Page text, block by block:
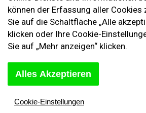
Cookies Einstellungen
Kontakt
Widerruf des Vertrags
können der Erfassung aller Cookies
Sie auf die Schaltfläche „Alle
klicken oder Ihre Cookie-
Sie auf „Mehr anzeigen“ klicken.
Alles Akzeptieren
Cookie-Einstellungen